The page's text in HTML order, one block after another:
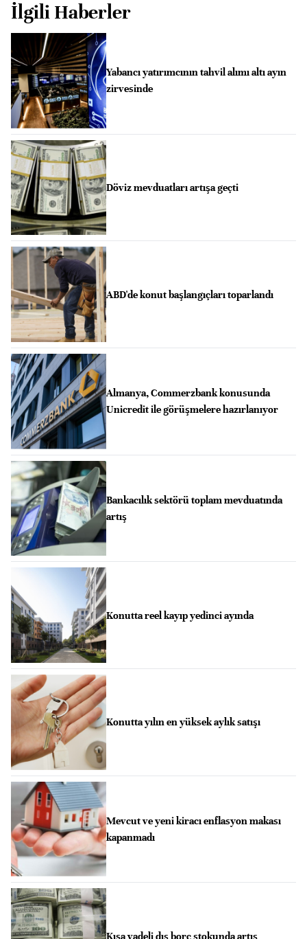
İlgili Haberler
Yabancı yatırımcının tahvil alımı altı ayın
zirvesinde
Döviz mevduatları artışa geçti
ABD'de konut başlangıçları toparlandı
Almanya, Commerzbank konusunda
Unicredit ile görüşmelere hazırlanıyor
Bankacılık sektörü toplam mevduatında
artış
Konutta reel kayıp yedinci ayında
Konutta yılın en yüksek aylık satışı
Mevcut ve yeni kiracı enflasyon makası
kapanmadı
Kısa vadeli dış borç stokunda artış